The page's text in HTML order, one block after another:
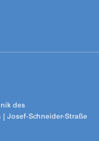
des
Josef-Schneider-Straße